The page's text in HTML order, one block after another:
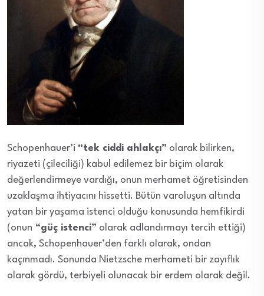
Schopenhauer’i “tek ciddi ahlakçı” olarak bilirken,
riyazeti (çileciliği) kabul edilemez bir biçim olarak
değerlendirmeye vardığı, onun merhamet öğretisinden
uzaklaşma ihtiyacını hissetti. Bütün varoluşun altında
yatan bir yaşama istenci olduğu konusunda hemfikirdi
(onun “güç istenci” olarak adlandırmayı tercih ettiği)
ancak, Schopenhauer’den farklı olarak, ondan
kaçınmadı. Sonunda Nietzsche merhameti bir zayıflık
olarak gördü, terbiyeli olunacak bir erdem olarak değil.